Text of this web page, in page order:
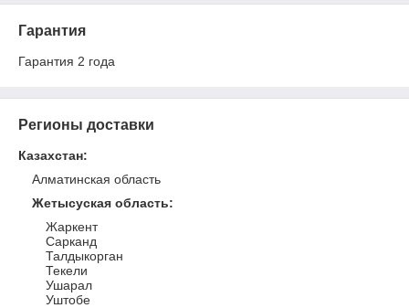
Гарантия
Гарантия 2 года
Регионы доставки
Казахстан:
Алматинская область
Жетысуская область:
Жаркент
Сарканд
Талдыкорган
Текели
Ушарал
Уштобе